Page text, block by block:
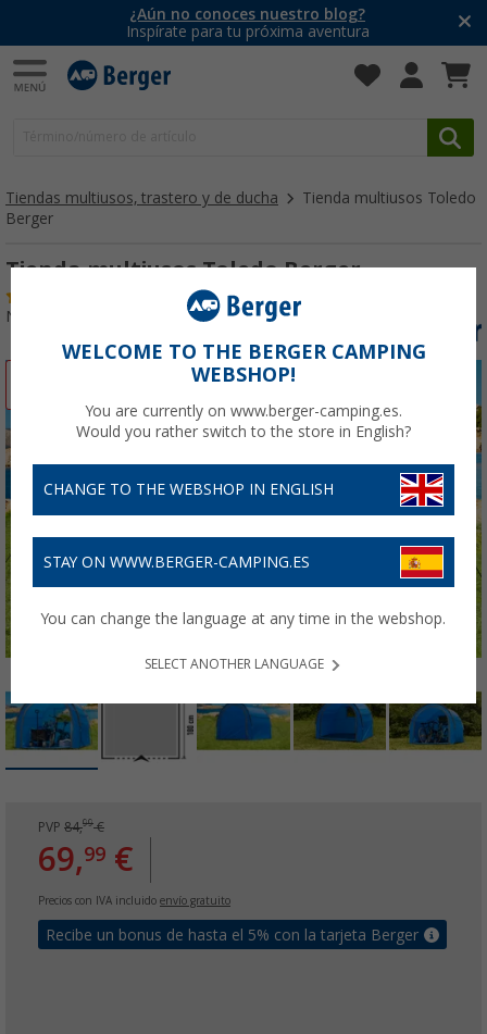
¿Aún no conoces nuestro blog?
Inspírate para tu próxima aventura
Tiendas multiusos, trastero y de ducha
Tienda multiusos Toledo
Berger
Tienda multiusos Toledo Berger
Nº de artículo 286130
PVP 84,99€
69,99 €
Precios con IVA incluido envío gratuito
Recibe un bonus de hasta el 5% con la tarjeta Berger
WELCOME TO THE BERGER CAMPING
WEBSHOP!
You are currently on www.berger-camping.es.
Would you rather switch to the store in English?
CHANGE TO THE WEBSHOP IN ENGLISH
STAY ON WWW.BERGER-CAMPING.ES
You can change the language at any time in the webshop.
SELECT ANOTHER LANGUAGE